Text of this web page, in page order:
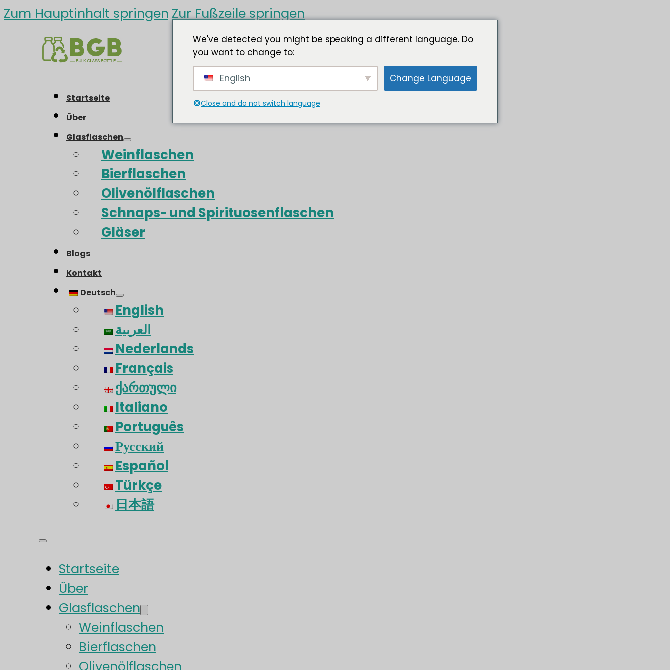
Zum Hauptinhalt springen Zur Fußzeile springen
Startseite
Über
Glasflaschen
Weinflaschen
Bierflaschen
Olivenölflaschen
Schnaps- und Spirituosenflaschen
Gläser
Blogs
Kontakt
Deutsch
English
العربية
Nederlands
Français
ქართული
Italiano
Português
Русский
Español
Türkçe
日本語
Startseite
Über
Glasflaschen
Weinflaschen
Bierflaschen
Olivenölflaschen
We've detected you might be speaking a different language. Do
you want to change to:
English Change Language
Close and do not switch language